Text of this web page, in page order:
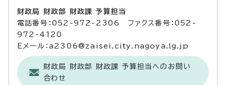
財政局 財政部 財政課 予算担当
電話番号：052-972-2306 ファクス番号：052-
972-4120
Eメール：a2306@zaisei.city.nagoya.lg.jp
財政局 財政部 財政課 予算担当へのお問い
合わせ